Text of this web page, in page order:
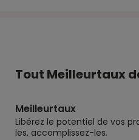
Tout Meilleurtaux
Meilleurtaux
Libérez le potentiel de vos
les, accomplissez-les.